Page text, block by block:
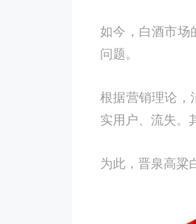
如今，白酒市场
问题。
根据营销理论，
实用户、流失。
为此，晋泉高粱